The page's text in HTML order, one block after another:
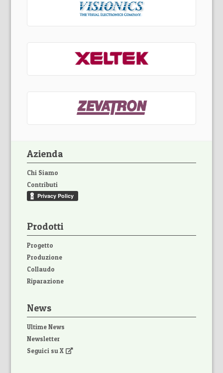
Azienda
Chi Siamo
Contributi
Prodotti
Progetto
Produzione
Collaudo
Riparazione
News
Ultime News
Newsletter
Seguici su X